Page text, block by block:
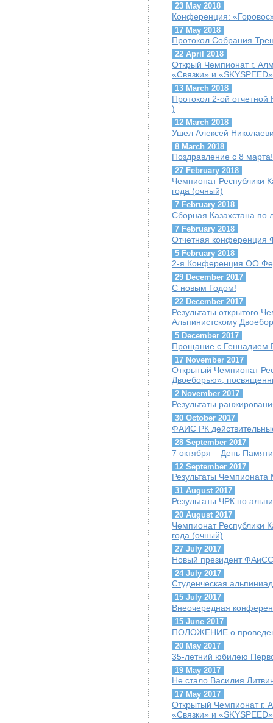
23 May 2018
Конференция:
17 May 2018
Протокол Собрания
22 April 2018
Открый Чемпионат г.
«Связки» и «SKYSPEED»
13 March 2018
Протокол 2-ой
)
12 March 2018
Ушел Алексей
8 March 2018
Поздравление с 8 марта!
27 February 2018
Чемпионат Республики
года (очный)
7 February 2018
Сборная Казахстана по
7 February 2018
Отчетная
5 February 2018
2-я Конференция ОО
29 December 2017
С новым Годом!
22 December 2017
Результаты открытого
Альпинистскому
5 December 2017
Прощание с Геннадием
17 November 2017
Открытый Чемпионат
Двоеборью»,
2 November 2017
Результаты
30 October 2017
ФАИС РК
28 September 2017
7 октября – День
12 September 2017
Результаты
31 August 2017
Результаты ЧРК по
20 August 2017
Чемпионат Республики
года (очный)
27 July 2017
Новый президент
24 July 2017
Студенческая
15 July 2017
Внеочередная
15 June 2017
ПОЛОЖЕНИЕ о
20 May 2017
35-летний юбилею
19 May 2017
Не стало Василия
17 May 2017
Открытый Чемпионат г.
«Связки» и «SKYSPEED»